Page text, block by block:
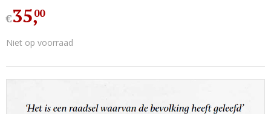
€35,00
Niet op voorraad